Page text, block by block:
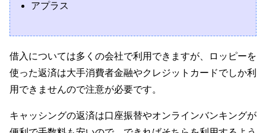
アプラス
借入については多くの会社で利用できますが、ロッピーを
使った返済は大手消費者金融やクレジットカードでしか利
用できませんので注意が必要です。
キャッシングの返済は口座振替やオンラインバンキングが